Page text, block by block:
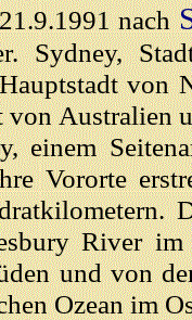
nach
Sydney,
von
von Australien
einem
Vororte
River
und von
Ozean im